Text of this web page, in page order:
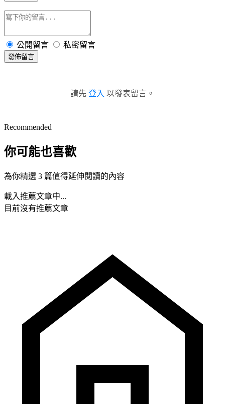
公開留言 私密留言
發佈留言
請先 登入 以發表留言。
Recommended
你可能也喜歡
為你精選 3 篇值得延伸閱讀的內容
載入推薦文章中...
目前沒有推薦文章